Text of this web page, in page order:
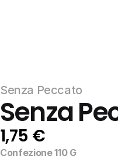
Senza Peccato
Senza
1,75 €
Confezione 110 G